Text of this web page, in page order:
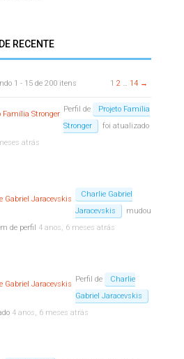
RECENTE
1 - 15 de 200 itens 1 2 … 14 →
Perfil de
Projeto Família
Stronger
foi atualizado
atrás
Charlie Gabriel
Jaracevskis
mudou
de perfil 4 anos, 6 meses atrás
Perfil de
Charlie
Gabriel Jaracevskis
4 anos, 6 meses atrás